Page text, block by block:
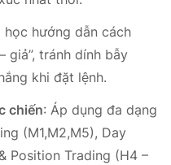
học hướng dẫn cách
giả”, tránh dính bẫy
khi đặt lệnh.
chiến: Áp dụng đa dạng
(M1,M2,M5), Day
Position Trading (H4 –